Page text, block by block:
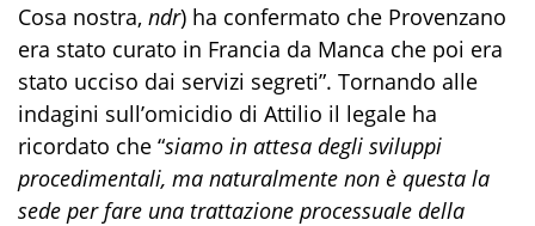
Cosa nostra, ndr) ha confermato che Provenzano
era stato curato in Francia da Manca che poi era
stato ucciso dai servizi segreti”. Tornando alle
indagini sull’omicidio di Attilio il legale ha
ricordato che “siamo in attesa degli sviluppi
procedimentali, ma naturalmente non è questa la
sede per fare una trattazione processuale della